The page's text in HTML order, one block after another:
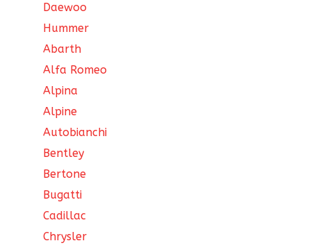
Daewoo
Hummer
Abarth
Alfa Romeo
Alpina
Alpine
Autobianchi
Bentley
Bertone
Bugatti
Cadillac
Chrysler